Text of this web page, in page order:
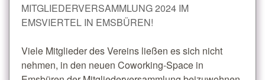
Kontakt
MITGLIEDERVERSAMMLUNG 2024 IM
EMSVIERTEL IN EMSBÜREN!
Viele Mitglieder des Vereins ließen es sich nicht
nehmen, in den neuen Coworking-Space in